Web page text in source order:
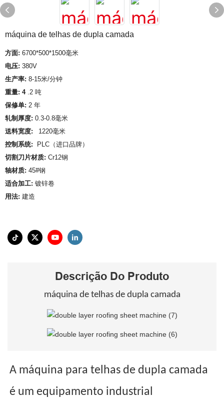
máquina de telhas de dupla camada
方面: 6700*500*1500毫米
电压: 380V
生产率: 8-15米/分钟
重量: 4 .2 吨
保修单: 2 年
轧制厚度: 0.3-0.8毫米
送料宽度:
1220毫米
控制系统:
PLC（进口品牌）
切割刀片材质: Cr12钢
轴材质: 45#钢
适合加工: 镀锌卷
用法: 建造
Descrição Do Produto
máquina de telhas de dupla camada
A máquina para telhas de dupla camada
é um equipamento industrial